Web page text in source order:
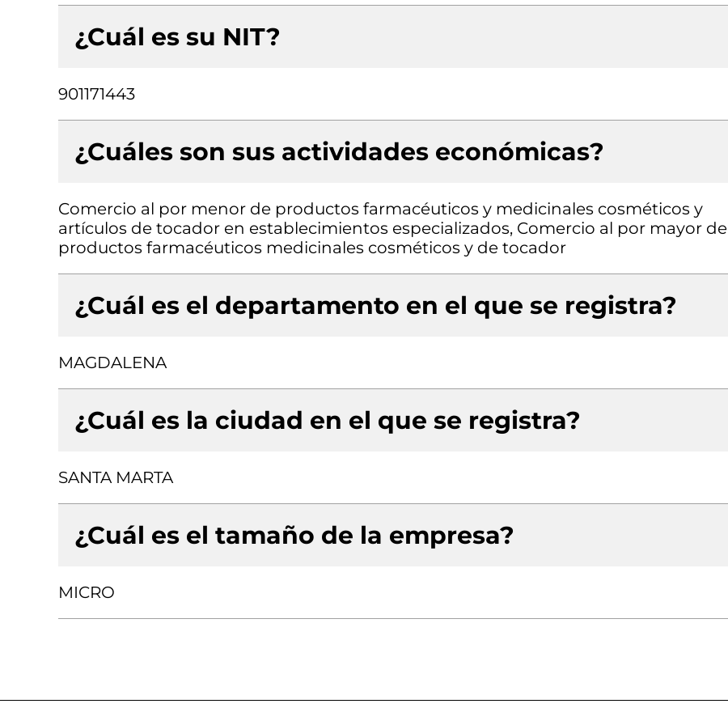
¿Cuál es su NIT?
901171443
¿Cuáles son sus actividades económicas?
Comercio al por menor de productos farmacéuticos y medicinales cosméticos y
artículos de tocador en establecimientos especializados, Comercio al por mayor de
productos farmacéuticos medicinales cosméticos y de tocador
¿Cuál es el departamento en el que se registra?
MAGDALENA
¿Cuál es la ciudad en el que se registra?
SANTA MARTA
¿Cuál es el tamaño de la empresa?
MICRO